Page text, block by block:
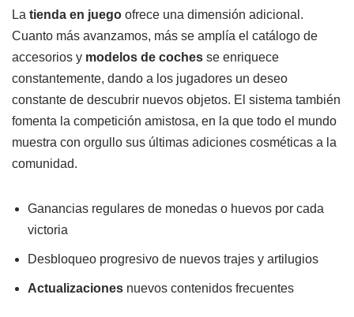
La tienda en juego ofrece una dimensión adicional.
Cuanto más avanzamos, más se amplía el catálogo de
accesorios y modelos de coches se enriquece
constantemente, dando a los jugadores un deseo
constante de descubrir nuevos objetos. El sistema también
fomenta la competición amistosa, en la que todo el mundo
muestra con orgullo sus últimas adiciones cosméticas a la
comunidad.
Ganancias regulares de monedas o huevos por cada
victoria
Desbloqueo progresivo de nuevos trajes y artilugios
Actualizaciones nuevos contenidos frecuentes